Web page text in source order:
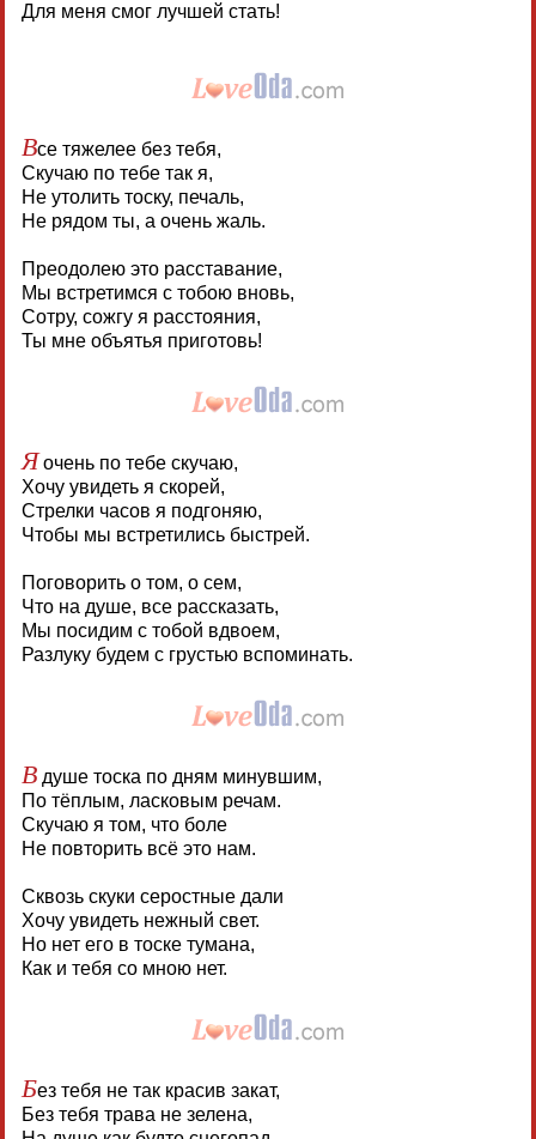
Для меня смог лучшей стать!
Все тяжелее без тебя,
Скучаю по тебе так я,
Не утолить тоску, печаль,
Не рядом ты, а очень жаль.
Преодолею это расставание,
Мы встретимся с тобою вновь,
Сотру, сожгу я расстояния,
Ты мне объятья приготовь!
Яочень по тебе скучаю,
Хочу увидеть я скорей,
Стрелки часов я подгоняю,
Чтобы мы встретились быстрей.
Поговорить о том, о сем,
Что на душе, все рассказать,
Мы посидим с тобой вдвоем,
Разлуку будем с грустью вспоминать.
Вдуше тоска по дням минувшим,
По тёплым, ласковым речам.
Скучаю я том, что боле
Не повторить всё это нам.
Сквозь скуки серостные дали
Хочу увидеть нежный свет.
Но нет его в тоске тумана,
Как и тебя со мною нет.
Без тебя не так красив закат,
Без тебя трава не зелена,